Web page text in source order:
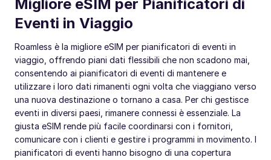
Migliore eSIM per Pianificatori di
Eventi in Viaggio
Roamless è la migliore eSIM per pianificatori di eventi in
viaggio, offrendo piani dati flessibili che non scadono mai,
consentendo ai pianificatori di eventi di mantenere e
utilizzare i loro dati rimanenti ogni volta che viaggiano verso
una nuova destinazione o tornano a casa. Per chi gestisce
eventi in diversi paesi, rimanere connessi è essenziale. La
giusta eSIM rende più facile coordinarsi con i fornitori,
comunicare con i clienti e gestire i programmi in movimento. I
pianificatori di eventi hanno bisogno di una copertura